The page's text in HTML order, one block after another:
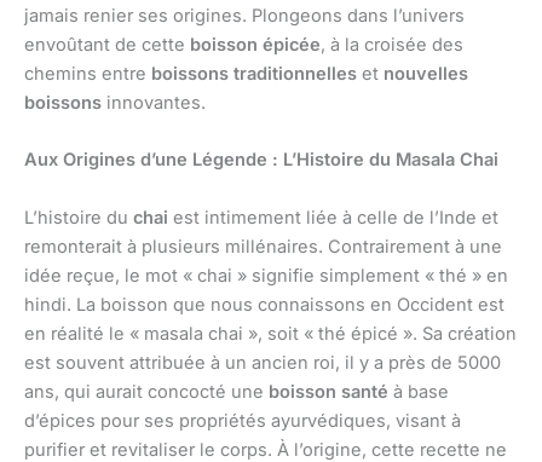
jamais renier ses origines. Plongeons dans l’univers
envoûtant de cette boisson épicée, à la croisée des
chemins entre boissons traditionnelles et nouvelles
boissons innovantes.
Aux Origines d’une Légende : L’Histoire du Masala Chai
L’histoire du chai est intimement liée à celle de l’Inde et
remonterait à plusieurs millénaires. Contrairement à une
idée reçue, le mot « chai » signifie simplement « thé » en
hindi. La boisson que nous connaissons en Occident est
en réalité le « masala chai », soit « thé épicé ». Sa création
est souvent attribuée à un ancien roi, il y a près de 5000
ans, qui aurait concocté une boisson santé à base
d’épices pour ses propriétés ayurvédiques, visant à
purifier et revitaliser le corps. À l’origine, cette recette ne